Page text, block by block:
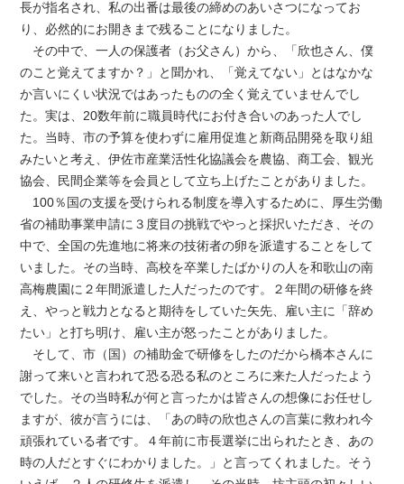
長が指名され、私の出番は最後の締めのあいさつになってお
り、必然的にお開きまで残ることになりました。
その中で、一人の保護者（お父さん）から、「欣也さん、僕
のこと覚えてますか？」と聞かれ、「覚えてない」とはなかな
か言いにくい状況ではあったものの全く覚えていませんでし
た。実は、20数年前に職員時代にお付き合いのあった人でし
た。当時、市の予算を使わずに雇用促進と新商品開発を取り組
みたいと考え、伊佐市産業活性化協議会を農協、商工会、観光
協会、民間企業等を会員として立ち上げたことがありました。
100％国の支援を受けられる制度を導入するために、厚生労働
省の補助事業申請に３度目の挑戦でやっと採択いただき、その
中で、全国の先進地に将来の技術者の卵を派遣することをして
いました。その当時、高校を卒業したばかりの人を和歌山の南
高梅農園に２年間派遣した人だったのです。２年間の研修を終
え、やっと戦力となると期待をしていた矢先、雇い主に「辞め
たい」と打ち明け、雇い主が怒ったことがありました。
そして、市（国）の補助金で研修をしたのだから橋本さんに
謝って来いと言われて恐る恐る私のところに来た人だったよう
でした。その当時私が何と言ったかは皆さんの想像にお任せし
ますが、彼が言うには、「あの時の欣也さんの言葉に救われ今
頑張れている者です。４年前に市長選挙に出られたとき、あの
時の人だとすぐにわかりました。」と言ってくれました。そう